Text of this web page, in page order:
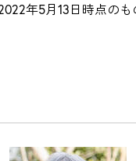
年5月13日時点のも